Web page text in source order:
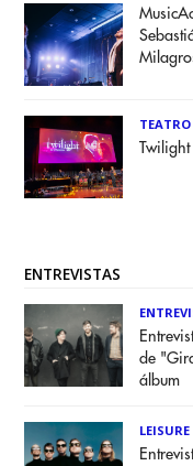
ENTREVISTAS
de
álbum
LEISURE